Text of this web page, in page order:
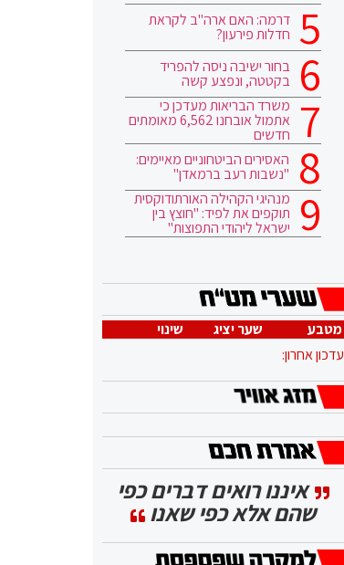
דרמה: האם ארה"ב לקראת
חדלות פירעון?
בחור ישיבה ניסה להפריד
בקטטה, ונפצע קשה
משרד הבריאות מעדכן כי
אתמול אובחנו 6,562 מאומתים
חדשים
האסירים הביטחוניים מאיימים:
"נשבות רעב ברמאדן"
מנהיגי הקהילה האורתודוקסית
תוקפים את לפיד: "חוצץ בין
ישראל ליהודי התפוצות"
מטבע שער יציג
שינוי
עדכון אחרון:
איננו רואים דברים כפי
שהם אלא כפי שאנו